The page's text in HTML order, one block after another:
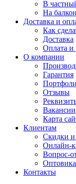
В
На балкон
Доставка и
Как
Доставка
Оплата и
О компании
Гарантия
Отзывы
Вакансии
Карта
Клиентам
Скидки и
Онлайн-
Вопрос-
Контакты